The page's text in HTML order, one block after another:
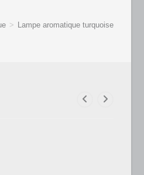
> Lampe aromatique turquoise